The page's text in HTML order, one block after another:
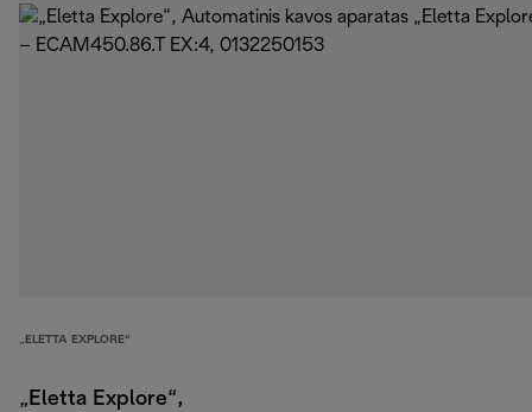
„ELETTA EXPLORE“
„Eletta Explore“,